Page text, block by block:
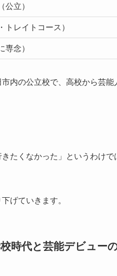
公立）
トレイトコース）
専念）
内の公立校で、高校から芸
たくなかった」というわけ
げていきます。
時代と芸能デビュー